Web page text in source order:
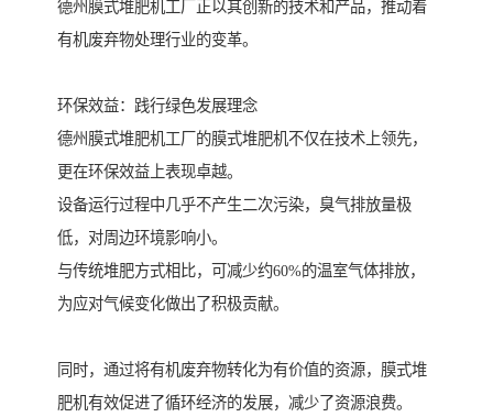
德州膜式堆肥机工厂正以其创新的技术和产品，推动着
有机废弃物处理行业的变革。
环保效益：践行绿色发展理念
德州膜式堆肥机工厂的膜式堆肥机不仅在技术上领先，
更在环保效益上表现卓越。
设备运行过程中几乎不产生二次污染，臭气排放量极
低，对周边环境影响小。
与传统堆肥方式相比，可减少约60%的温室气体排放，
为应对气候变化做出了积极贡献。
同时，通过将有机废弃物转化为有价值的资源，膜式堆
肥机有效促进了循环经济的发展，减少了资源浪费。